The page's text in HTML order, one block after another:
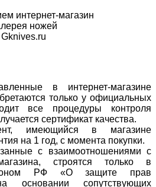
интернет-магазин
ножей
Gknives.ru
в интернет-магазине
только у официальных
все процедуры контроля
сертификат качества.
имеющийся в магазине
на 1 год, с момента покупки.
с взаимоотношениями с
строятся только в
РФ «О защите прав
основании сопутствующих